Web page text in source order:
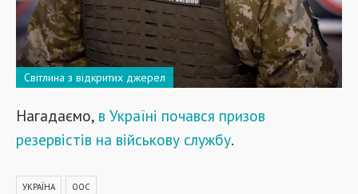
Світлина з відкритих джерел
Нагадаємо, в Україні почався призов
резервістів на військову службу.
УКРАЇНА ООС